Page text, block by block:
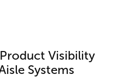
Visibility
Systems